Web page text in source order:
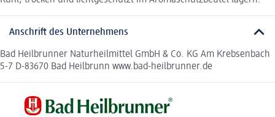
Anschrift des Unternehmens
Bad Heilbrunner Naturheilmittel GmbH & Co. KG Am Krebsenbach
5-7 D-83670 Bad Heilbrunn www.bad-heilbrunner.de